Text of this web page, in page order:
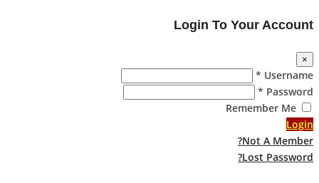
Login To Your Account
×
Username *
Password *
Remember Me
Login
Not A Member?
Lost Password?